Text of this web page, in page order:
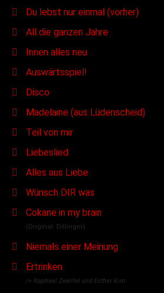
Du lebst nur einmal (vorher)
All die ganzen Jahre
Innen alles neu
Auswärtsspiel!
Disco
Madelaine (aus Lüdenscheid)
Teil von mir
Liebeslied
Alles aus Liebe
Wünsch DIR was
Cokane in my brain
(Original: Dillinger)
Niemals einer Meinung
Ertrinken
/+ Raphael Zweifel und Esther Kim